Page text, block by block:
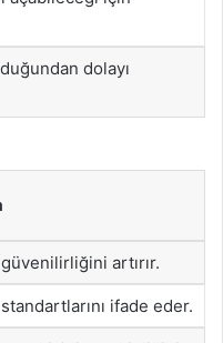
dolayı
artırır.
ifade eder.